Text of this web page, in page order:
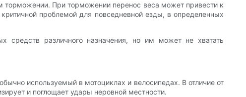
торможении. При торможении перенос веса может привести к
проблемой для повседневной езды, в определенных
средств различного назначения, но им может не хватать
используемый в мотоциклах и велосипедах. В отличие от
и поглощает удары неровной местности.